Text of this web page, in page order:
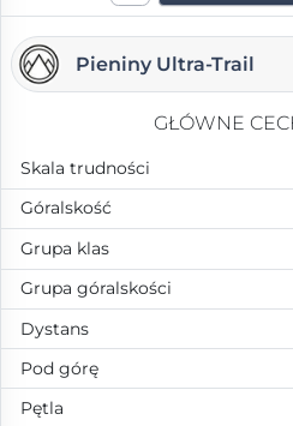
Pieniny Ultra-Trail
GŁÓWNE
Skala trudności
Góralskość
Grupa klas
Grupa góralskości
Dystans
Pod górę
Pętla